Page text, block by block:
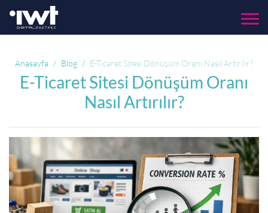
Menü
Anasayfa Blog E-Ticaret Sitesi Dönüşüm Oranı Nasıl Artırılır?
E-Ticaret Sitesi Dönüşüm Oranı
Nasıl Artırılır?